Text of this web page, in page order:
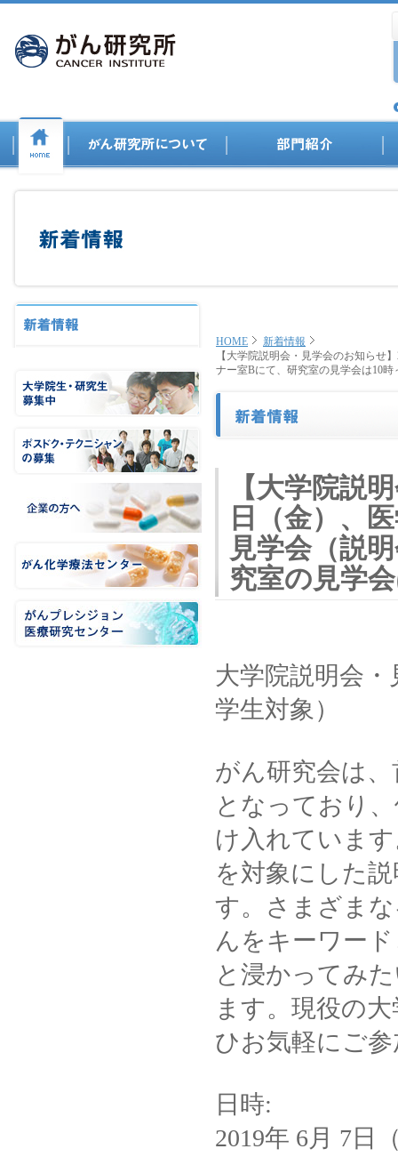
HOME
新着情報
【大学院説明会・見学会のお知らせ
ナー室Bにて、研究室の見学会は10時
【大学院説
日（金）、
見学会（説
究室の見学
大学院説明会
学生対象）
がん研究会は
となっており
け入れていま
を対象にした
す。さまざま
んをキーワー
と浸かってみ
ます。現役の
ひお気軽にご
日時:
2019年 6月 7日